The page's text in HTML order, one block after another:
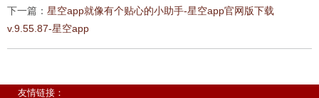
下一篇： 星空app就像有个贴心的小助手-星空app官网版下载
v.9.55.87-星空app
友情链接：